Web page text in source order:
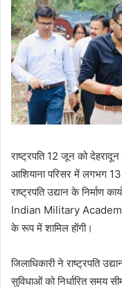
राष्ट्रपति 12 जून को देहरादून
आशियाना परिसर में लगभग
राष्ट्रपति उद्यान के निर्माण
Indian Military
के रूप में शामिल होंगी।
जिलाधिकारी ने राष्ट्रपति
सुविधाओं को निर्धारित समय